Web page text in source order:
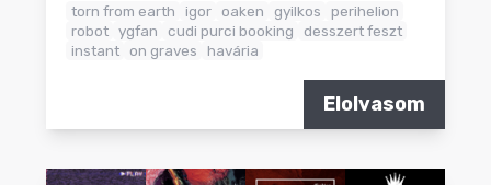
torn from earth igor oaken gyilkos
perihelion
robot ygfan cudi purci booking
desszert feszt
instant on graves havária
Elolvasom